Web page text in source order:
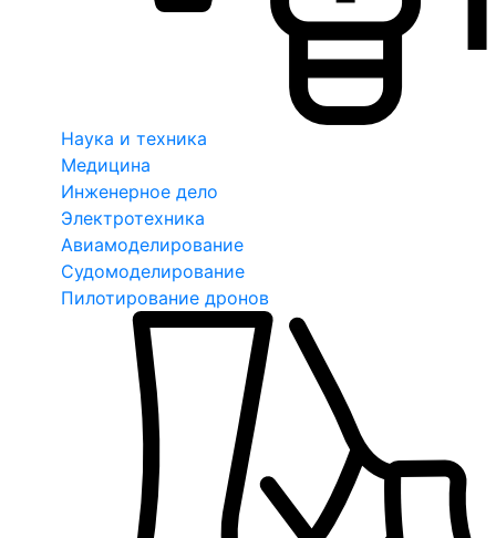
Наука и техника
Медицина
Инженерное дело
Электротехника
Авиамоделирование
Судомоделирование
Пилотирование дронов